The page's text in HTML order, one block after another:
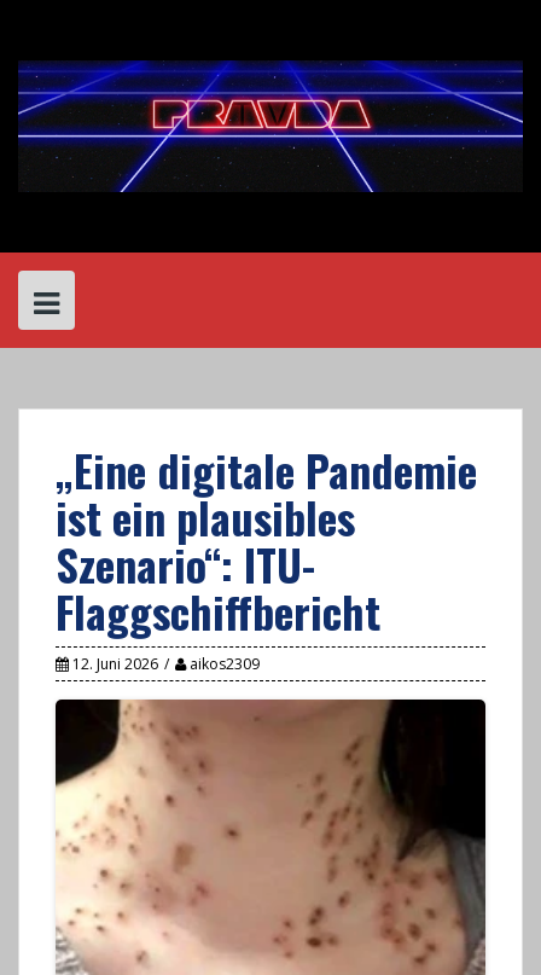
content
„Eine digitale Pandemie
ist ein plausibles
Szenario“: ITU-
Flaggschiffbericht
12. Juni 2026 aikos2309